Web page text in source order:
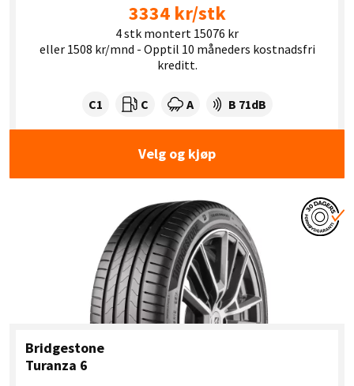
3334 kr/stk
4 stk montert 15076 kr
eller 1508 kr/mnd - Opptil 10 måneders kostnadsfri
kreditt.
Dekklasse:
C1 Drivstofforbruk:
C Våtgrep:
A Dekkstøy (dB):
B 71dB
Velg og kjøp
Bridgestone
Turanza 6